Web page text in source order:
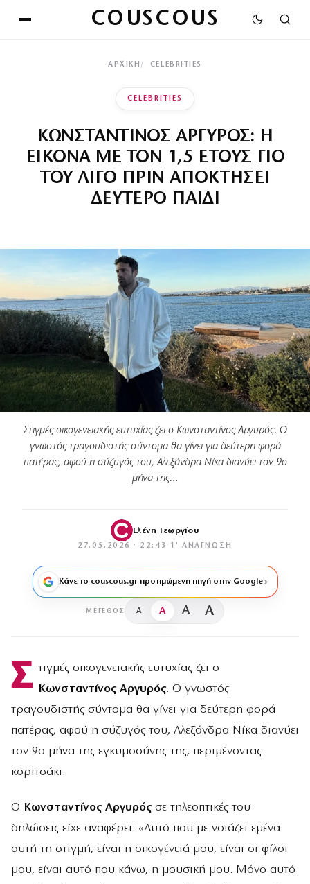
COUSCOUS
ΑΡΧΙΚΉ CELEBRITIES
CELEBRITIES
ΚΩΝΣΤΑΝΤΙΝΟΣ ΑΡΓΥΡΟΣ: Η
ΕΙΚΟΝΑ ΜΕ ΤΟΝ 1,5 ΕΤΟΥΣ ΓΙΟ
ΤΟΥ ΛΙΓΟ ΠΡΙΝ ΑΠΟΚΤΗΣΕΙ
ΔΕΥΤΕΡΟ ΠΑΙΔΙ
Στιγμές οικογενειακής ευτυχίας ζει ο Κωνσταντίνος Αργυρός. Ο
γνωστός τραγουδιστής σύντομα θα γίνει για δεύτερη φορά
πατέρας, αφού η σύζυγός του, Αλεξάνδρα Νίκα διανύει τον 9ο
μήνα της…
Ελένη Γεωργίου
27.05.2026 · 22:43 · 1′ ΑΝΆΓΝΩΣΗ
Κάνε το couscous.gr προτιμώμενη πηγή στην Google
ΜΈΓΕΘΟΣ A A A A
Σ τιγμές οικογενειακής ευτυχίας ζει ο
Κωνσταντίνος Αργυρός. Ο γνωστός
τραγουδιστής σύντομα θα γίνει για δεύτερη φορά
πατέρας, αφού η σύζυγός του, Αλεξάνδρα Νίκα διανύει
τον 9ο μήνα της εγκυμοσύνης της, περιμένοντας
κοριτσάκι.
Ο Κωνσταντίνος Αργυρόςσε τηλεοπτικές του
δηλώσεις είχε αναφέρει: «Αυτό που με νοιάζει εμένα
αυτή τη στιγμή, είναι η οικογένειά μου, είναι οι φίλοι
μου, είναι αυτό που κάνω, η μουσική μου. Μόνο αυτό